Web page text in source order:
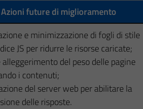
Azioni future di miglioramento
e minimizzazione di fogli di stile
JS per ridurre le risorse caricate;
del peso delle pagine
i contenuti;
del server web per abilitare la
delle risposte.